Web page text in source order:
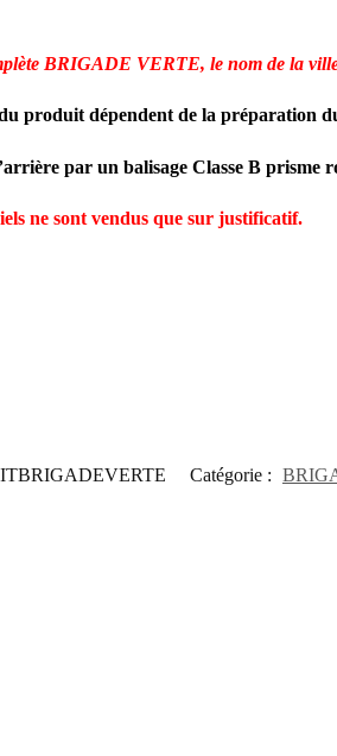
BRIGADE VERTE, le nom de la
produit dépendent de la préparation
par un balisage Classe B prisme
ne sont vendus que sur justificatif.
Catégorie :